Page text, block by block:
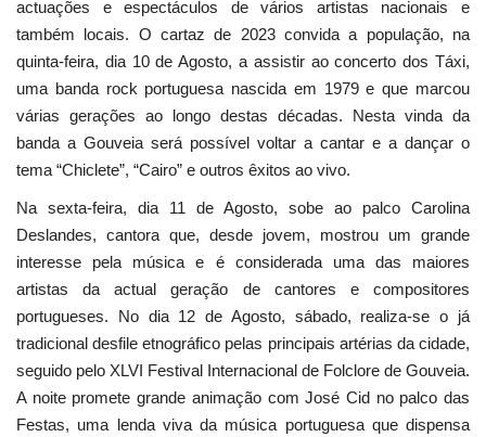
actuações e espectáculos de vários artistas nacionais e
também locais. O cartaz de 2023 convida a população, na
quinta-feira, dia 10 de Agosto, a assistir ao concerto dos Táxi,
uma banda rock portuguesa nascida em 1979 e que marcou
várias gerações ao longo destas décadas. Nesta vinda da
banda a Gouveia será possível voltar a cantar e a dançar o
tema “Chiclete”, “Cairo” e outros êxitos ao vivo.
Na sexta-feira, dia 11 de Agosto, sobe ao palco Carolina
Deslandes, cantora que, desde jovem, mostrou um grande
interesse pela música e é considerada uma das maiores
artistas da actual geração de cantores e compositores
portugueses. No dia 12 de Agosto, sábado, realiza-se o já
tradicional desfile etnográfico pelas principais artérias da cidade,
seguido pelo XLVI Festival Internacional de Folclore de Gouveia.
A noite promete grande animação com José Cid no palco das
Festas, uma lenda viva da música portuguesa que dispensa